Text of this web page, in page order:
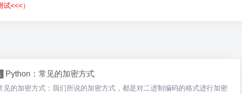
<<<）
Python：常见的加密方式
见的加密方式：我们所说的加密方式，都是对二进制编码的格式进行加密